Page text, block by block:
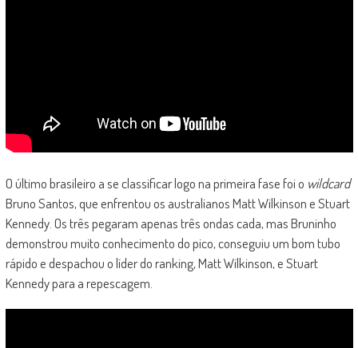
O último brasileiro a se classificar logo na primeira fase foi o wildcard
Bruno Santos, que enfrentou os australianos Matt Wilkinson e Stuart
Kennedy. Os três pegaram apenas três ondas cada, mas Bruninho
demonstrou muito conhecimento do pico, conseguiu um bom tubo
rápido e despachou o líder do ranking, Matt Wilkinson, e Stuart
Kennedy para a repescagem.